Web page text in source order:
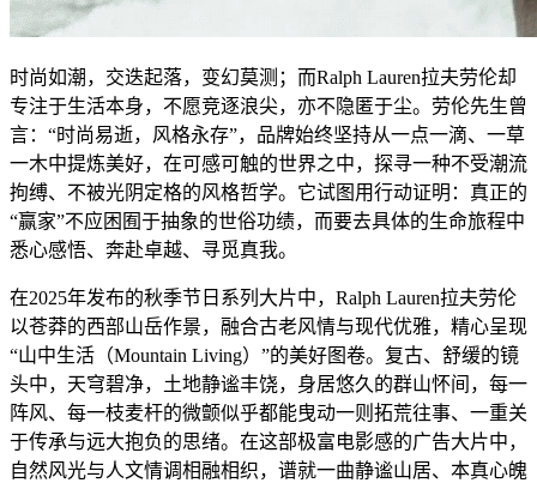
时尚如潮，交迭起落，变幻莫测；而Ralph Lauren拉夫劳伦却
专注于生活本身，不愿竞逐浪尖，亦不隐匿于尘。劳伦先生曾
言：“时尚易逝，风格永存”，品牌始终坚持从一点一滴、一草
一木中提炼美好，在可感可触的世界之中，探寻一种不受潮流
拘缚、不被光阴定格的风格哲学。它试图用行动证明：真正的
“赢家”不应困囿于抽象的世俗功绩，而要去具体的生命旅程中
悉心感悟、奔赴卓越、寻觅真我。
在2025年发布的秋季节日系列大片中，Ralph Lauren拉夫劳伦
以苍莽的西部山岳作景，融合古老风情与现代优雅，精心呈现
“山中生活（Mountain Living）”的美好图卷。复古、舒缓的镜
头中，天穹碧净，土地静谧丰饶，身居悠久的群山怀间，每一
阵风、每一枝麦杆的微颤似乎都能曳动一则拓荒往事、一重关
于传承与远大抱负的思绪。在这部极富电影感的广告大片中，
自然风光与人文情调相融相织，谱就一曲静谧山居、本真心魄